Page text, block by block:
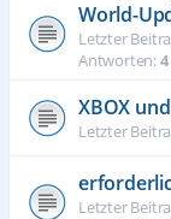
World-
Letzter
Antworten:4
XBOX
Letzter
Letzter